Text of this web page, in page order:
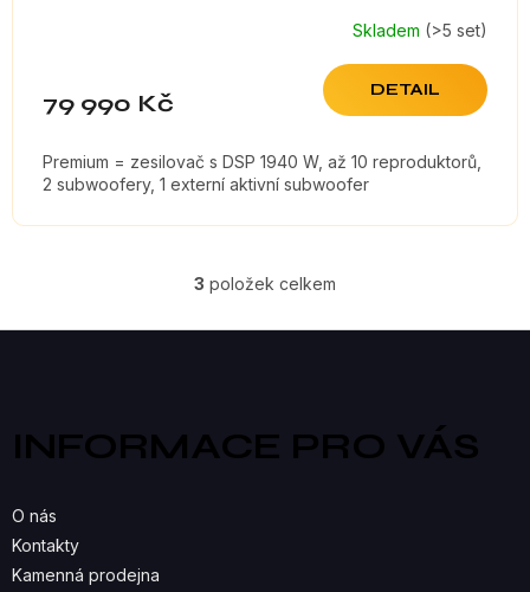
Skladem (>5 set)
79 990 Kč DETAIL
Premium = zesilovač s DSP 1940 W, až 10 reproduktorů,
2 subwoofery, 1 externí aktivní subwoofer
O
V
Á
D
3 položek celkem
INFORMACE PRO VÁS
O nás
Kontakty
Kamenná prodejna